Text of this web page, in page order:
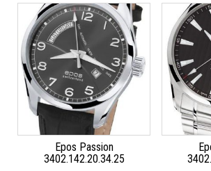
Epos Passion
3402.142.20.34.25